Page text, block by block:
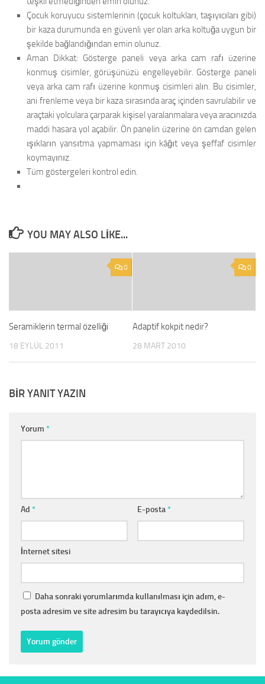
Çocuk koruyucu sistemlerinin (çocuk koltukları, taşıyıcıları gibi)
bir kaza durumunda en güvenli yer olan arka koltuğa uygun bir
şekilde bağlandığından emin olunuz.
Aman Dikkat: Gösterge paneli veya arka cam rafı üzerine
konmuş cisimler, görüşünüzü engelleyebilir. Gösterge paneli
veya arka cam rafı üzerine konmuş cisimleri alın. Bu cisimler,
ani frenleme veya bir kaza sırasında araç içinden savrulabilir ve
araçtaki yolculara çarparak kişisel yaralanmalara veya aracınızda
maddi hasara yol açabilir. Ön panelin üzerine ön camdan gelen
ışıkların yansıtma yapmaması için kâğıt veya şeffaf cisimler
koymayınız.
Tüm göstergeleri kontrol edin.
YOU MAY ALSO LIKE...
0
Seramiklerin termal özelliği
18 EYLÜL 2011
0
Adaptif kokpit nedir?
28 MART 2010
BIR YANIT YAZIN
Yorum *
Ad * E-posta*
İnternet sitesi
Daha sonraki yorumlarımda kullanılması için adım, e-
posta adresim ve site adresim bu tarayıcıya kaydedilsin.